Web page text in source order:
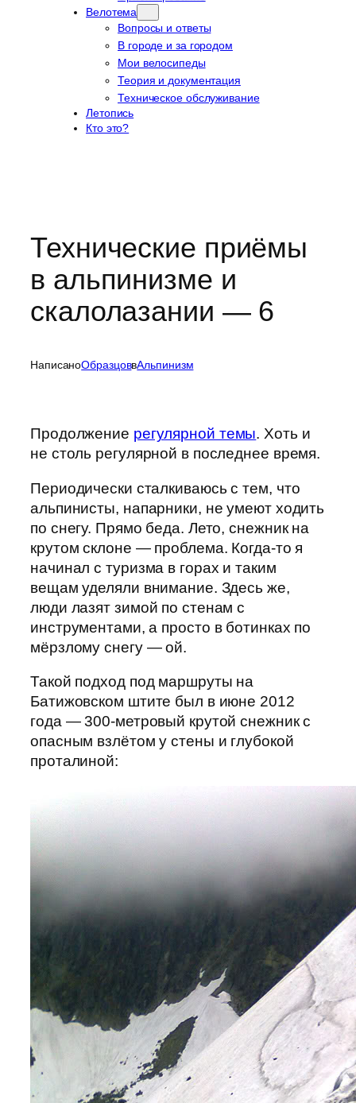
Велотема
Вопросы и ответы
В городе и за городом
Мои велосипеды
Теория и документация
Техническое обслуживание
Летопись
Кто это?
Технические приёмы
в альпинизме и
скалолазании — 6
НаписаноОбразцоввАльпинизм
Продолжение регулярной темы. Хоть и
не столь регулярной в последнее время.
Периодически сталкиваюсь с тем, что
альпинисты, напарники, не умеют ходить
по снегу. Прямо беда. Лето, снежник на
крутом склоне — проблема. Когда-то я
начинал с туризма в горах и таким
вещам уделяли внимание. Здесь же,
люди лазят зимой по стенам с
инструментами, а просто в ботинках по
мёрзлому снегу — ой.
Такой подход под маршруты на
Батижовском штите был в июне 2012
года — 300-метровый крутой снежник с
опасным взлётом у стены и глубокой
проталиной: